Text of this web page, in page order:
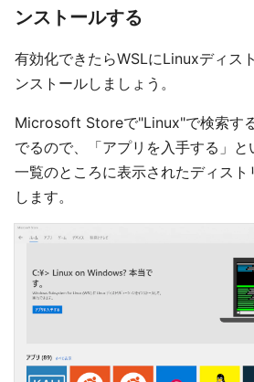
ンストールする
有効化できたらWSLにLinuxディス
ンストールしましょう。
Microsoft Storeで"Linux"で検索す
でるので、「アプリを入手する」と
一覧のところに表示されたディス
します。